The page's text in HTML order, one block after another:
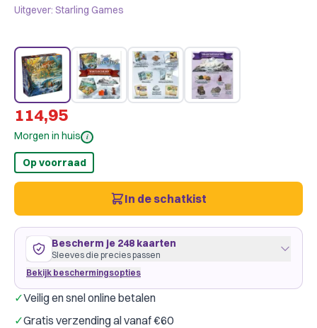
Uitgever: Starling Games
114,95
Morgen in huis i
Op voorraad
In de schatkist
Bescherm je 248 kaarten
Sleeves die precies passen
Bekijk beschermingsopties
155 kaarten
past precies·Dragon Shield Clear
✓Veilig en snel online betalen
✓Gratis verzending al vanaf €60